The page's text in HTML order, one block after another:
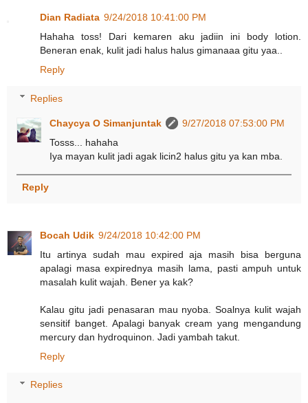
Dian Radiata 9/24/2018 10:41:00 PM
Hahaha toss! Dari kemaren aku jadiin ini body lotion.
Beneran enak, kulit jadi halus halus gimanaaa gitu yaa..
Reply
Replies
Chaycya O Simanjuntak
9/27/2018 07:53:00 PM
Tosss... hahaha
Iya mayan kulit jadi agak licin2 halus gitu ya kan mba.
Reply
Bocah Udik 9/24/2018 10:42:00 PM
Itu artinya sudah mau expired aja masih bisa berguna
apalagi masa expirednya masih lama, pasti ampuh untuk
masalah kulit wajah. Bener ya kak?
Kalau gitu jadi penasaran mau nyoba. Soalnya kulit wajah
sensitif banget. Apalagi banyak cream yang mengandung
mercury dan hydroquinon. Jadi yambah takut.
Reply
Replies